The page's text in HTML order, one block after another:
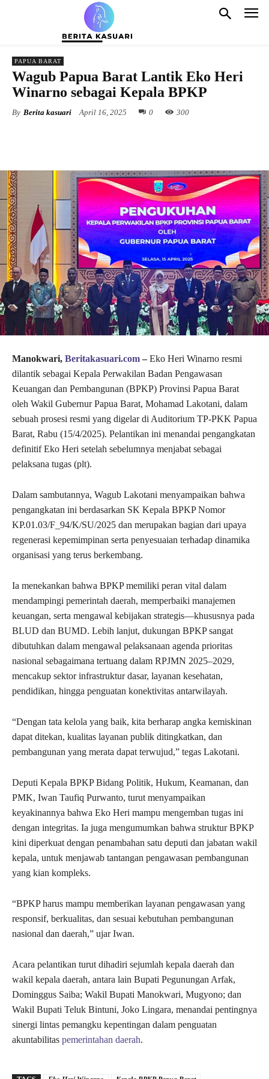
PAPUA BARAT
Wagub Papua Barat Lantik Eko Heri
Winarno sebagai Kepala BPKP
By Berita kasuari April 16, 2025 0 300
Manokwari, Beritakasuari.com–Eko Heri Winarno resmi
dilantik sebagai Kepala Perwakilan Badan Pengawasan
Keuangan dan Pembangunan (BPKP) Provinsi Papua Barat
oleh Wakil Gubernur Papua Barat, Mohamad Lakotani, dalam
sebuah prosesi resmi yang digelar di Auditorium TP-PKK Papua
Barat, Rabu (15/4/2025). Pelantikan ini menandai pengangkatan
definitif Eko Heri setelah sebelumnya menjabat sebagai
pelaksana tugas (plt).
Dalam sambutannya, Wagub Lakotani menyampaikan bahwa
pengangkatan ini berdasarkan SK Kepala BPKP Nomor
KP.01.03/F_94/K/SU/2025 dan merupakan bagian dari upaya
regenerasi kepemimpinan serta penyesuaian terhadap dinamika
organisasi yang terus berkembang.
Ia menekankan bahwa BPKP memiliki peran vital dalam
mendampingi pemerintah daerah, memperbaiki manajemen
keuangan, serta mengawal kebijakan strategis—khususnya pada
BLUD dan BUMD. Lebih lanjut, dukungan BPKP sangat
dibutuhkan dalam mengawal pelaksanaan agenda prioritas
nasional sebagaimana tertuang dalam RPJMN 2025–2029,
mencakup sektor infrastruktur dasar, layanan kesehatan,
pendidikan, hingga penguatan konektivitas antarwilayah.
“Dengan tata kelola yang baik, kita berharap angka kemiskinan
dapat ditekan, kualitas layanan publik ditingkatkan, dan
pembangunan yang merata dapat terwujud,” tegas Lakotani.
Deputi Kepala BPKP Bidang Politik, Hukum, Keamanan, dan
PMK, Iwan Taufiq Purwanto, turut menyampaikan
keyakinannya bahwa Eko Heri mampu mengemban tugas ini
dengan integritas. Ia juga mengumumkan bahwa struktur BPKP
kini diperkuat dengan penambahan satu deputi dan jabatan wakil
kepala, untuk menjawab tantangan pengawasan pembangunan
yang kian kompleks.
“BPKP harus mampu memberikan layanan pengawasan yang
responsif, berkualitas, dan sesuai kebutuhan pembangunan
nasional dan daerah,” ujar Iwan.
Acara pelantikan turut dihadiri sejumlah kepala daerah dan
wakil kepala daerah, antara lain Bupati Pegunungan Arfak,
Dominggus Saiba; Wakil Bupati Manokwari, Mugyono; dan
Wakil Bupati Teluk Bintuni, Joko Lingara, menandai pentingnya
sinergi lintas pemangku kepentingan dalam penguatan
akuntabilitas pemerintahan daerah.